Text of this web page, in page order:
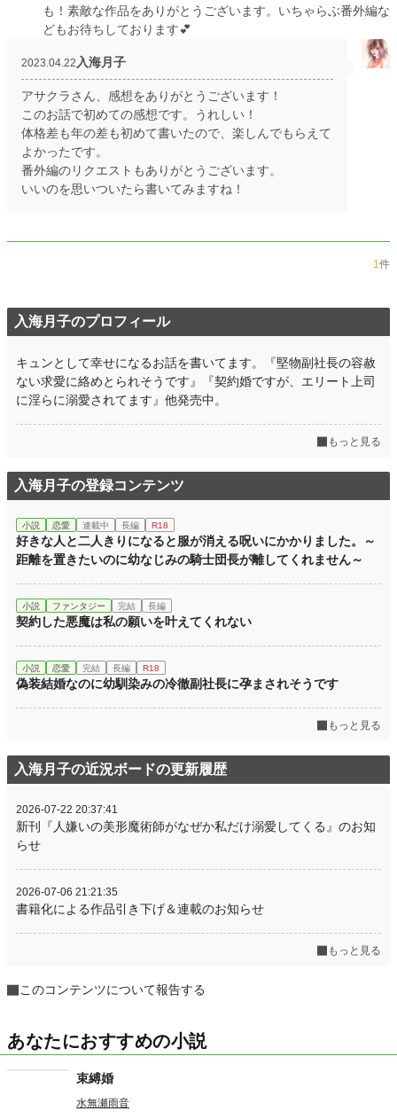
も！素敵な作品をありがとうございます。いちゃらぶ番外編な
どもお待ちしております💕
2023.04.22 入海月子
アサクラさん、感想をありがとうございます！
このお話で初めての感想です。うれしい！
体格差も年の差も初めて書いたので、楽しんでもらえて
よかったです。
番外編のリクエストもありがとうございます。
いいのを思いついたら書いてみますね！
1件
入海月子のプロフィール
キュンとして幸せになるお話を書いてます。『堅物副社長の容赦
ない求愛に絡めとられそうです』『契約婚ですが、エリート上司
に淫らに溺愛されてます』他発売中。
もっと見る
入海月子の登録コンテンツ
小説 恋愛 連載中 長編 R18
好きな人と二人きりになると服が消える呪いにかかりました。～
距離を置きたいのに幼なじみの騎士団長が離してくれません～
小説 ファンタジー 完結 長編
契約した悪魔は私の願いを叶えてくれない
小説 恋愛 完結 長編 R18
偽装結婚なのに幼馴染みの冷徹副社長に孕まされそうです
もっと見る
入海月子の近況ボードの更新履歴
2026-07-22 20:37:41
新刊『人嫌いの美形魔術師がなぜか私だけ溺愛してくる』のお知
らせ
2026-07-06 21:21:35
書籍化による作品引き下げ＆連載のお知らせ
もっと見る
このコンテンツについて報告する
あなたにおすすめの小説
束縛婚
水無瀬雨音